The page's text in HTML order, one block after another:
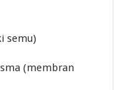
semu)
(membran